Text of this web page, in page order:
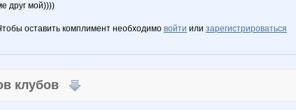
друг мой))))
оставить комплимент необходимо войти или зарегистрироваться
клубов